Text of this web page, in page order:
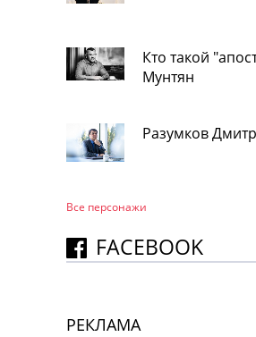
Кто такой
Мунтян
Разумков
Все персонажи
FACEBOOK
РЕКЛАМА